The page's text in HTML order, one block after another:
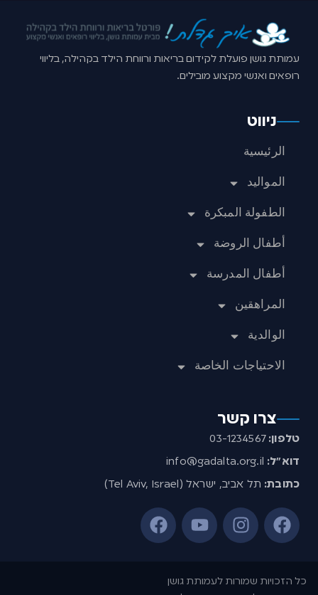
עמותת גושן פועלת לקידום בריאות ורווחת הילד בקהילה, בליווי
רופאים ואנשי מקצוע מובילים.
ניווט
الرئيسية
المواليد
الطفولة المبكرة
أطفال الروضة
أطفال المدرسة
المراهقين
الوالدية
الاحتياجات الخاصة
צרו קשר
טלפון: 03-1234567
דוא”ל: info@gadalta.org.il
כתובת: תל אביב, ישראל (Tel Aviv, Israel)
כל הזכויות שמורות לעמותת גושן